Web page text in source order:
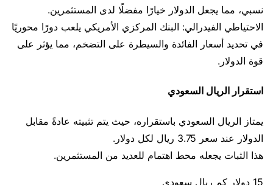
نسبي، مما يجعل الدولار خيارًا مفضلًا لدى المستثمرين.
الاحتياطي الفيدرالي: البنك المركزي الأمريكي يلعب دورًا محوريًا
في تحديد أسعار الفائدة والسيطرة على التضخم، مما يؤثر على
قوة الدولار.
استقرار الريال السعودي
يمتاز الريال السعودي باستقراره، حيث يتم تثبيته عادةً مقابل
الدولار عند سعر 3.75 ريال لكل دولار.
هذا الثبات يجعله محط اهتمام للعديد من المستثمرين.
15 دولار كم ريال سعودي